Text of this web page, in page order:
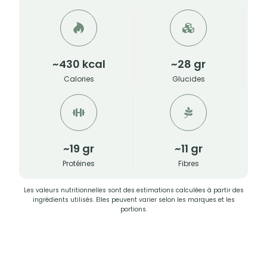
~430 kcal
Calories
~28 gr
Glucides
~19 gr
Protéines
~11 gr
Fibres
Les valeurs nutritionnelles sont des estimations calculées à partir des
ingrédients utilisés. Elles peuvent varier selon les marques et les
portions.